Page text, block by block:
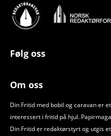
Følg oss
Om oss
Din Fritid med bobil og caravan er
interessert i fritid på hjul.
Din Fritid er redaktørstyrt og utgis